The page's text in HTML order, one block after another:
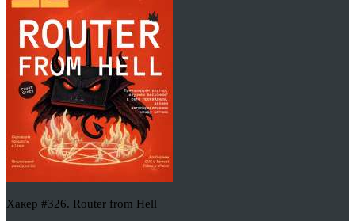
Хакер #326. Router from Hell